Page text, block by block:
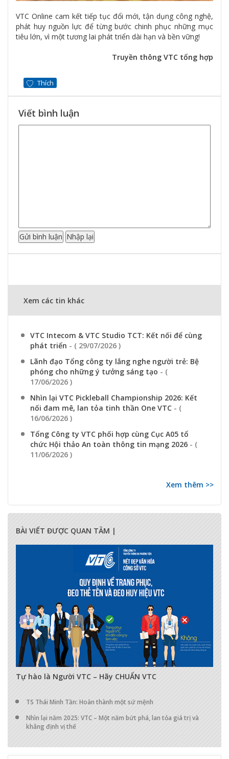
VTC Online cam kết tiếp tục đổi mới, tận dụng công nghệ,
phát huy nguồn lực để từng bước chinh phục những mục
tiêu lớn, vì một tương lai phát triển dài hạn và bền vững!
Truyền thông VTC tổng hợp
Thích
Viết bình luận
Xem các tin khác
VTC Intecom & VTC Studio TCT: Kết nối để cùng
phát triển - ( 29/07/2026 )
Lãnh đạo Tổng công ty lắng nghe người trẻ: Bệ
phóng cho những ý tưởng sáng tạo - (
17/06/2026 )
Nhìn lại VTC Pickleball Championship 2026: Kết
nối đam mê, lan tỏa tinh thần One VTC - (
16/06/2026 )
Tổng Công ty VTC phối hợp cùng Cục A05 tổ
chức Hội thảo An toàn thông tin mạng 2026 - (
11/06/2026 )
Xem thêm >>
BÀI VIẾT ĐƯỢC QUAN TÂM |
Tự hào là Người VTC – Hãy CHUẨN VTC
TS Thái Minh Tần: Hoàn thành một sứ mệnh
Nhìn lại năm 2025: VTC – Một năm bứt phá, lan tỏa giá trị và
khẳng định vị thế